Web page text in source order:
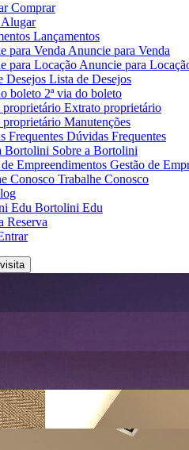
Comprar
Alugar
Lançamentos
Anuncie para Venda
Anuncie para
Lista de Desejos
2ª via do boleto
Extrato proprietário
Manutenções
Dúvidas Frequentes
Sobre a Bortolini
Gestão de
Trabalhe Conosco
Bortolini Edu
Reserva